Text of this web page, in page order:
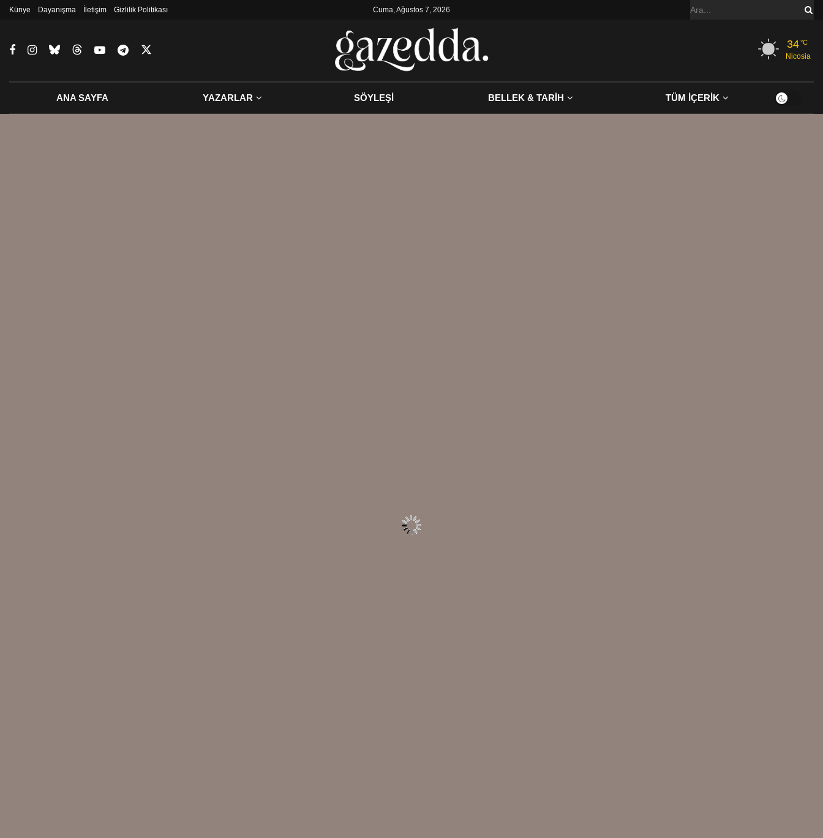
Künye Dayanışma İletişim Gizlilik Politikası Cuma, Ağustos 7, 2026
34°C
Nicosia
ANA SAYFA YAZARLAR SÖYLEŞİ BELLEK & TARİH TÜM İÇERİK